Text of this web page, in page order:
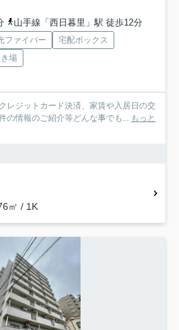
山手線「西日暮里」駅 徒歩12分
ファイバー
宅配ボックス
場
レジットカード決済、家賃や入居日の交
の情報のご紹介等どんな事でも...
もっと
㎡ / 1K